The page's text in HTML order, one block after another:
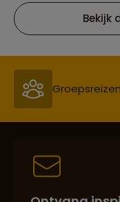
Bekijk
Reizen met
Persoonlijk